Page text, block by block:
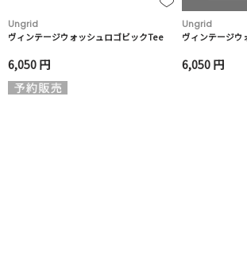
Ungrid
ヴィンテージウォッシュロゴビックTee
6,050 円
Ungrid
ヴィンテージ
6,050 円